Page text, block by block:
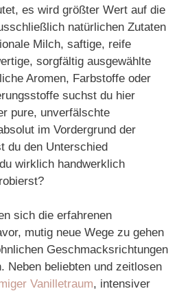
es wird größter Wert auf die
natürlichen Zutaten
Milch, saftige, reife
sorgfältig ausgewählte
Aromen, Farbstoffe oder
suchst du hier
pure, unverfälschte
im Vordergrund der
du den Unterschied
wirklich handwerklich
sich die erfahrenen
mutig neue Wege zu gehen
Geschmacksrichtungen
Neben beliebten und zeitlosen
Vanilletraum, intensiver